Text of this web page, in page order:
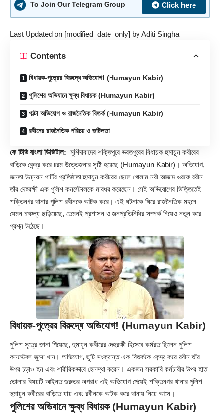
To Join Our Telegram Group Click here
Last Updated on [modified_date_only] byAditi Singha
Contents
বিধায়ক-পুত্রের বিরুদ্ধে অভিযোগ! (Humayun Kabir)
পুলিশের অভিযানে ক্ষুব্ধ বিধায়ক (Humayun Kabir)
পাল্টা অভিযোগ ও রাজনৈতিক বিতর্ক (Humayun Kabir)
রবীনের রাজনৈতিক পরিচয় ও জটিলতা
কে টিভি বাংলা ডিজিটাল: মুর্শিদাবাদের শক্তিপুরে ভরতপুরের বিধায়ক হুমায়ুন কবীরের
বাড়িকে কেন্দ্র করে চরম উত্তেজনার সৃষ্টি হয়েছে (Humayun Kabir)। অভিযোগ,
জনতা উন্নয়ন পার্টির প্রতিষ্ঠাতা হুমায়ুন কবীরের ছেলে গোলাম নবী আজাদ ওরফে রবীন
তাঁর দেহরক্ষী এক পুলিশ কনস্টেবলকে মারধর করেছেন। সেই অভিযোগের ভিত্তিতেই
শক্তিনগর থানার পুলিশ রবীনকে আটক করে। এই ঘটনাকে ঘিরে রাজনৈতিক মহলে
যেমন চাঞ্চল্য ছড়িয়েছে, তেমনই প্রশাসন ও জনপ্রতিনিধির সম্পর্ক নিয়েও নতুন করে
প্রশ্ন উঠেছে।
বিধায়ক-পুত্রের বিরুদ্ধে অভিযোগ! (Humayun Kabir)
পুলিশ সূত্রে জানা গিয়েছে, হুমায়ুন কবীরের দেহরক্ষী হিসেবে কর্মরত ছিলেন পুলিশ
কনস্টেবল জুম্মা খান। অভিযোগ, ছুটি সংক্রান্ত এক বিতর্ককে কেন্দ্র করে রবীন তাঁর
উপর চড়াও হন এবং শারীরিকভাবে হেনস্থা করেন। একজন সরকারি কর্মচারীর উপর হাত
তোলার বিষয়টি আইনত গুরুতর অপরাধ এই অভিযোগ পেয়েই শক্তিনগর থানার পুলিশ
হুমায়ুন কবীরের বাড়িতে যায় এবং রবীনকে আটক করে থানায় নিয়ে আসে।
পুলিশের অভিযানে ক্ষুব্ধ বিধায়ক (Humayun Kabir)